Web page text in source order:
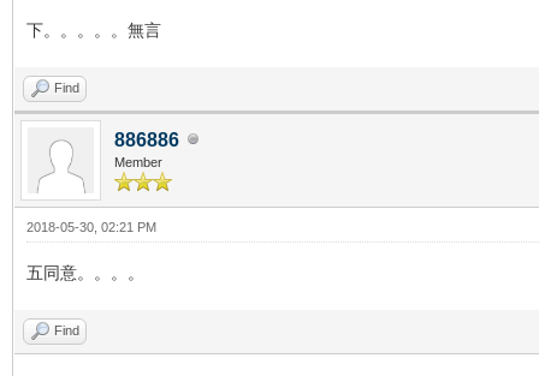
下。。。。。無言
Find
886886
Member
2018-05-30, 02:21 PM
五同意。。。。
Find